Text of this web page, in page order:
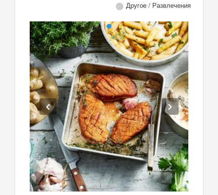
Другое / Развлечения